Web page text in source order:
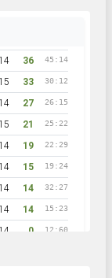
36 45:14
33 30:12
27 26:15
21 25:22
19 22:29
15 19:24
14 32:27
14 15:23
0 12:60